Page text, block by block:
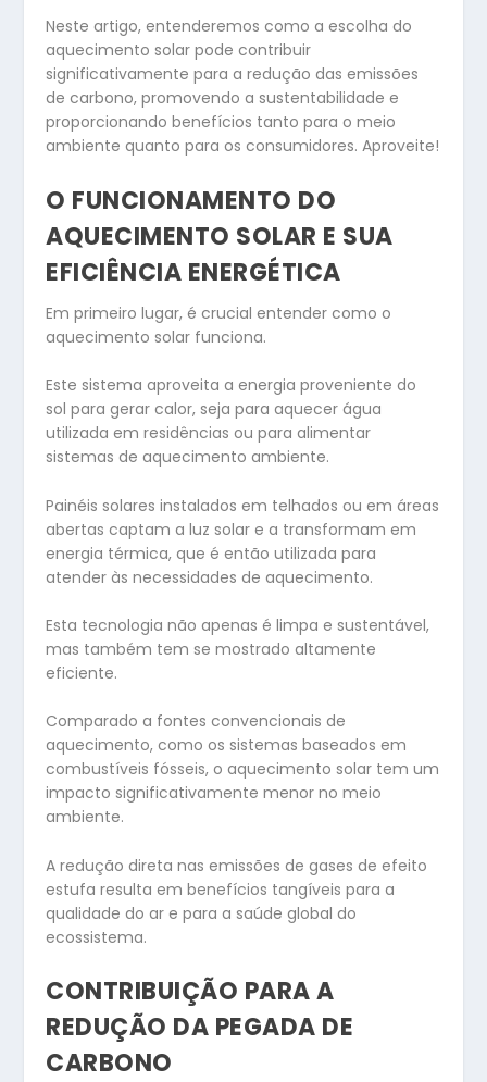
Neste artigo, entenderemos como a escolha do
aquecimento solar pode contribuir
significativamente para a redução das emissões
de carbono, promovendo a sustentabilidade e
proporcionando benefícios tanto para o meio
ambiente quanto para os consumidores. Aproveite!
O FUNCIONAMENTO DO
AQUECIMENTO SOLAR E SUA
EFICIÊNCIA ENERGÉTICA
Em primeiro lugar, é crucial entender como o
aquecimento solar funciona.
Este sistema aproveita a energia proveniente do
sol para gerar calor, seja para aquecer água
utilizada em residências ou para alimentar
sistemas de aquecimento ambiente.
Painéis solares instalados em telhados ou em áreas
abertas captam a luz solar e a transformam em
energia térmica, que é então utilizada para
atender às necessidades de aquecimento.
Esta tecnologia não apenas é limpa e sustentável,
mas também tem se mostrado altamente
eficiente.
Comparado a fontes convencionais de
aquecimento, como os sistemas baseados em
combustíveis fósseis, o aquecimento solar tem um
impacto significativamente menor no meio
ambiente.
A redução direta nas emissões de gases de efeito
estufa resulta em benefícios tangíveis para a
qualidade do ar e para a saúde global do
ecossistema.
CONTRIBUIÇÃO PARA A
REDUÇÃO DA PEGADA DE
CARBONO